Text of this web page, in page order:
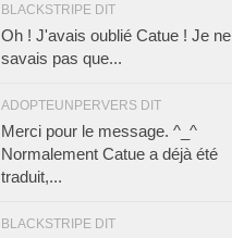
BLACKSTRIPE DIT
Oh ! J'avais oublié Catue ! Je ne
savais pas que...
ADOPTEUNPERVERS DIT
Merci pour le message. ^_^
Normalement Catue a déjà été
traduit,...
BLACKSTRIPE DIT